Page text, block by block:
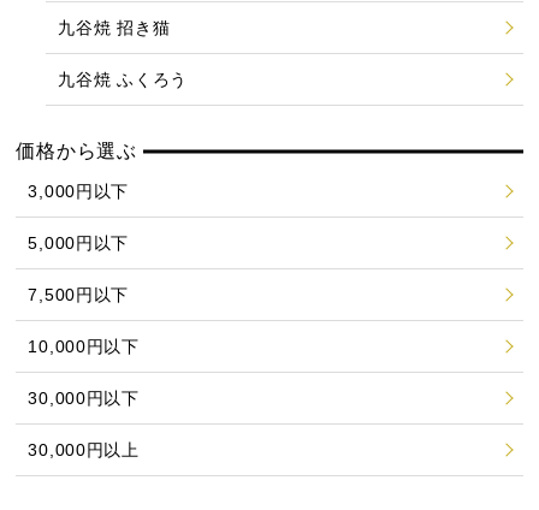
九谷焼 招き猫
九谷焼 ふくろう
価格から選ぶ
3,000円以下
5,000円以下
7,500円以下
10,000円以下
30,000円以下
30,000円以上